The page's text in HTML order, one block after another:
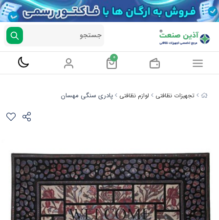
تجهیزات نظافتی لوازم نظافتی پادری سنگی مهسان
جستجو
0